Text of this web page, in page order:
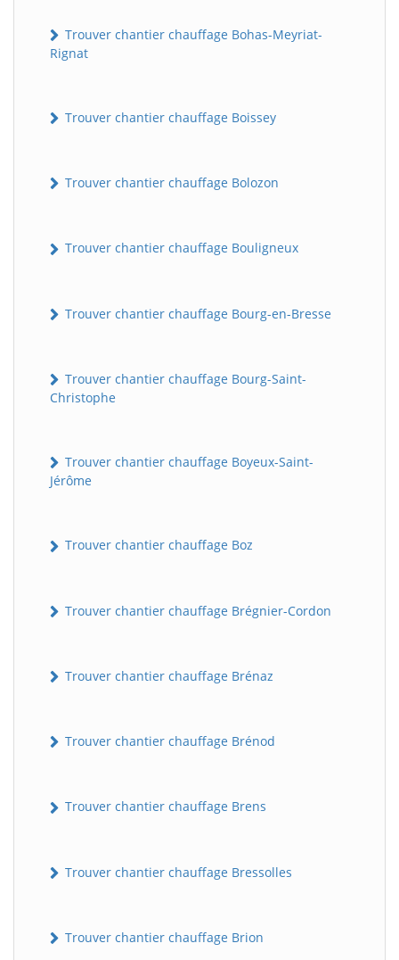
Trouver chantier chauffage Bohas-Meyriat-
Rignat
Trouver chantier chauffage Boissey
Trouver chantier chauffage Bolozon
Trouver chantier chauffage Bouligneux
Trouver chantier chauffage Bourg-en-Bresse
Trouver chantier chauffage Bourg-Saint-
Christophe
Trouver chantier chauffage Boyeux-Saint-
Jérôme
Trouver chantier chauffage Boz
Trouver chantier chauffage Brégnier-Cordon
Trouver chantier chauffage Brénaz
Trouver chantier chauffage Brénod
Trouver chantier chauffage Brens
Trouver chantier chauffage Bressolles
Trouver chantier chauffage Brion